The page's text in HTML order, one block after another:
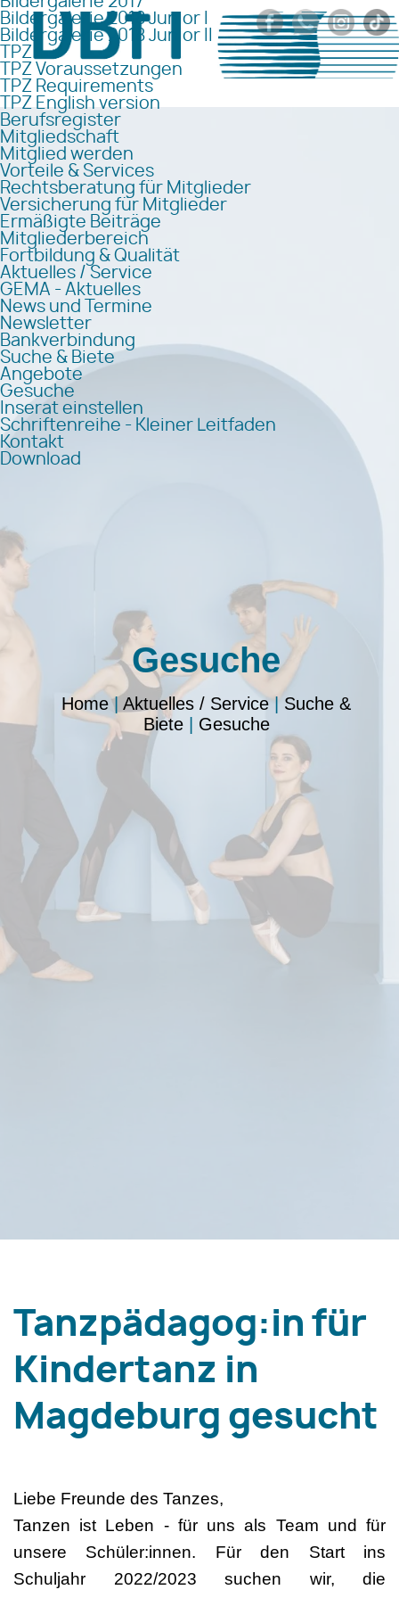
Bildergalerie 2018 Junior I
Bildergalerie 2018 Junior II
TPZ
TPZ Voraussetzungen
TPZ Requirements
TPZ English version
Berufsregister
Mitgliedschaft
Mitglied werden
Vorteile & Services
Rechtsberatung für Mitglieder
Versicherung für Mitglieder
Ermäßigte Beiträge
Mitgliederbereich
Fortbildung & Qualität
Aktuelles / Service
GEMA - Aktuelles
News und Termine
Newsletter
Bankverbindung
Suche & Biete
Angebote
Gesuche
Inserat einstellen
Schriftenreihe - Kleiner Leitfaden
Kontakt
Download
Gesuche
Home| Aktuelles / Service| Suche &
Biete| Gesuche
Tanzpädagog:in für
Kindertanz in
Magdeburg gesucht
Liebe Freunde des Tanzes,
Tanzen ist Leben - für uns als Team und für
unsere Schüler:innen. Für den Start ins
Schuljahr 2022/2023 suchen wir, die